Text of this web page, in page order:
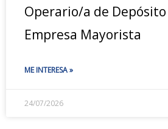
Operario/a de
Empresa Mayorista
ME INTERESA »
24/07/2026